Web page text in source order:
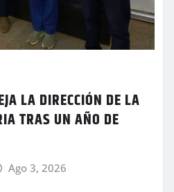
LA DIRECCIÓN DE LA
TRAS UN AÑO DE
Ago 3, 2026